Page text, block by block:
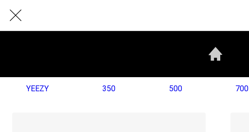
YEEZY 350 500 700